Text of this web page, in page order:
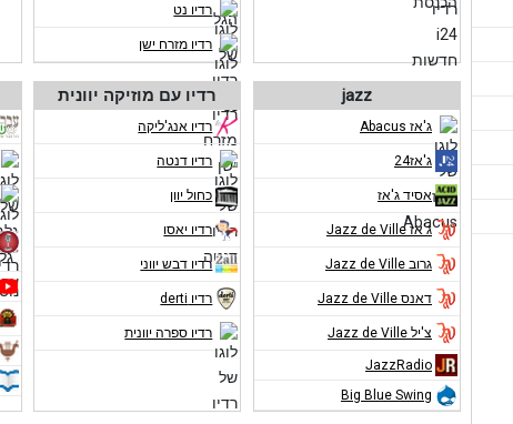
רדיו נט
רדיו מזרח ישן
jazz
ג'אז Abacus
ג'אז24
אסיד ג'אז
ג'אז Jazz de Ville
גרוב Jazz de Ville
דאנס Jazz de Ville
צ'יל Jazz de Ville
JazzRadio
Big Blue Swing
רדיו עם מוזיקה יוונית
רדיו אנג'ליקה
רדיו דנטה
כחול יוון
רדיו יאסו
רדיו דבש יווני
רדיו derti
רדיו ספרה יוונית